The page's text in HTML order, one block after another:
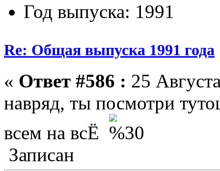
Год выпуска: 1991
Re: Общая выпуска 1991 года
« Ответ #586 : 25
навряд, ты посмотри
всем на всЁ
Записан